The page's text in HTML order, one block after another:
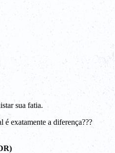
sua fatia.
exatamente a diferença???